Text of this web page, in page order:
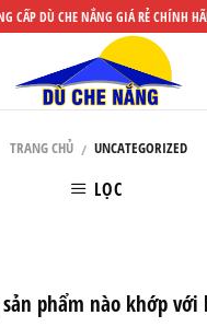
CẤP DÙ CHE NẮNG GIÁ RẺ CHÍNH
TRANG CHỦ / UNCATEGORIZED
LỌC
phẩm nào khớp với